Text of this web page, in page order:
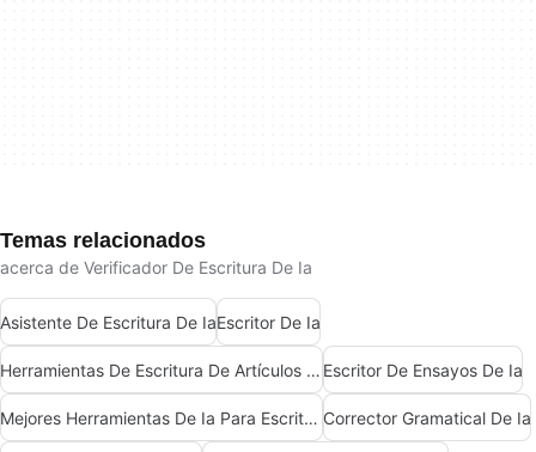
Temas relacionados
acerca de Verificador De Escritura De Ia
Asistente De Escritura De IaEscritor De Ia
Herramientas De Escritura De Artículos De Ia Escritor De Ensayos De Ia
Mejores Herramientas De Ia Para Escritores Corrector Gramatical De Ia